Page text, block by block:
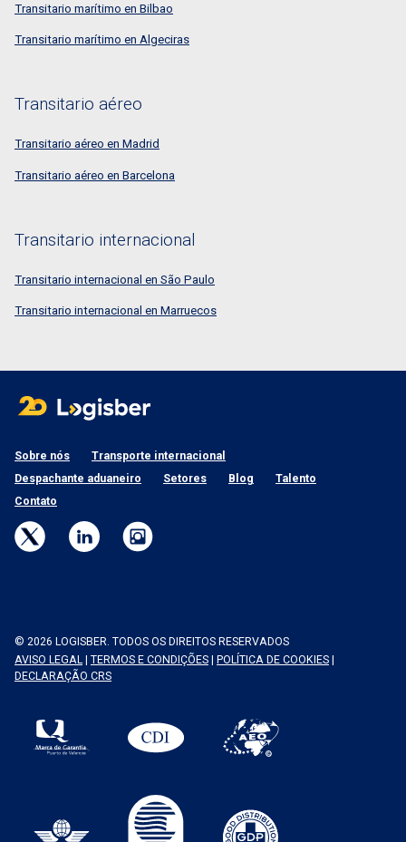
Transitario marítimo en Bilbao
Transitario marítimo en Algeciras
Transitario aéreo
Transitario aéreo en Madrid
Transitario aéreo en Barcelona
Transitario internacional
Transitario internacional en São Paulo
Transitario internacional en Marruecos
Sobre nós
Transporte internacional
Despachante aduaneiro
Setores Blog
Talento
Contato
© 2026 LOGISBER. TODOS OS DIREITOS RESERVADOS
AVISO LEGAL | TERMOS E CONDIÇÕES | POLÍTICA DE COOKIES |
DECLARAÇÃO CRS